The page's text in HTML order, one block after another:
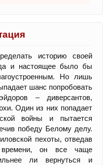
историю своей
и настоящее было бы
Но лишь
шанс попробовать
– диверсантов,
Один из них попадает
войны и пытается
победу Белому делу.
пехоты, отведав
он все чаще
ли вернуться и